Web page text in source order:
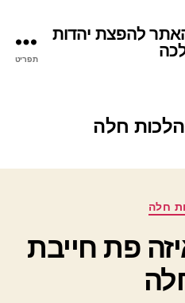
להפצת יהדות
תפריט
הלכות חלה
קטגוריות
חלה
פת חייבת